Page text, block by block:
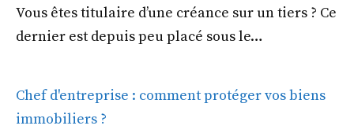
Vous êtes titulaire d’une créance sur un tiers ? Ce
dernier est depuis peu placé sous le…
Chef d'entreprise : comment protéger vos biens
immobiliers ?